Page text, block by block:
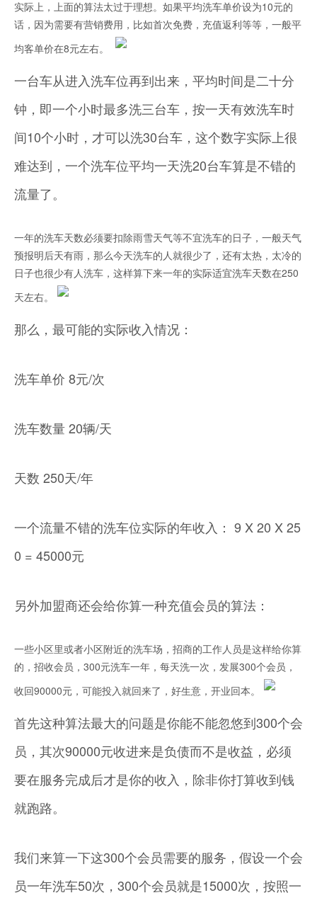
实际上，上面的算法太过于理想。如果平均洗车单价设为10元的
话，因为需要有营销费用，比如首次免费，充值返利等等，一般平
均客单价在8元左右。
一台车从进入洗车位再到出来，平均时间是二十分
钟，即一个小时最多洗三台车，按一天有效洗车时
间10个小时，才可以洗30台车，这个数字实际上很
难达到，一个洗车位平均一天洗20台车算是不错的
流量了。
一年的洗车天数必须要扣除雨雪天气等不宜洗车的日子，一般天气
预报明后天有雨，那么今天洗车的人就很少了，还有太热，太冷的
日子也很少有人洗车，这样算下来一年的实际适宜洗车天数在250
天左右。
那么，最可能的实际收入情况：
洗车单价 8元/次
洗车数量 20辆/天
天数 250天/年
一个流量不错的洗车位实际的年收入： 9 X 20 X 25
0 = 45000元
另外加盟商还会给你算一种充值会员的算法：
一些小区里或者小区附近的洗车场，招商的工作人员是这样给你算
的，招收会员，300元洗车一年，每天洗一次，发展300个会员，
收回90000元，可能投入就回来了，好生意，开业回本。
首先这种算法最大的问题是你能不能忽悠到300个会
员，其次90000元收进来是负债而不是收益，必须
要在服务完成后才是你的收入，除非你打算收到钱
就跑路。
我们来算一下这300个会员需要的服务，假设一个会
员一年洗车50次，300个会员就是15000次，按照一